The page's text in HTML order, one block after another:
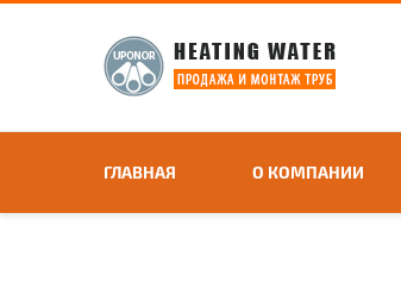
ГЛАВНАЯ О КОМПАНИИ